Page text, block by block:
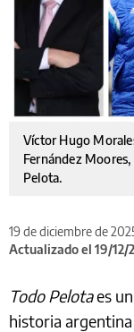
Víctor Hugo
Fernández
Pelota.
19 de diciembre de
Actualizado el 19/12/
Todo Pelotaes
historia argentina